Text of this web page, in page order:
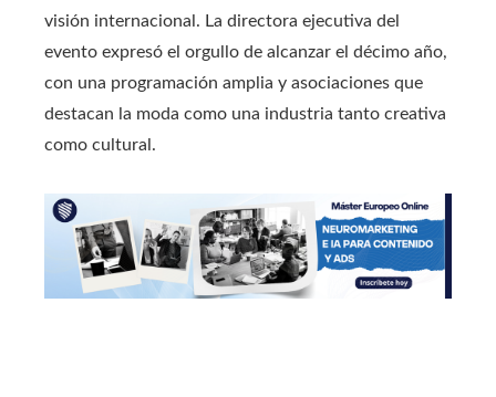
visión internacional. La directora ejecutiva del
evento expresó el orgullo de alcanzar el décimo año,
con una programación amplia y asociaciones que
destacan la moda como una industria tanto creativa
como cultural.